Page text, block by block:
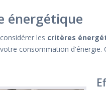
énergétique
les critères
consommation d'énergie.